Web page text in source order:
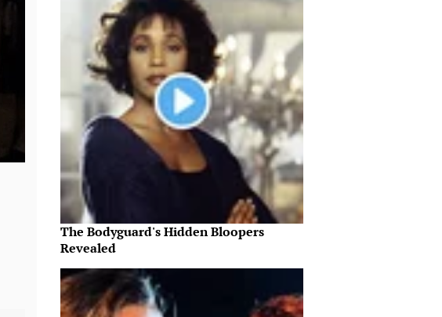
The Bodyguard's Hidden Bloopers
Revealed